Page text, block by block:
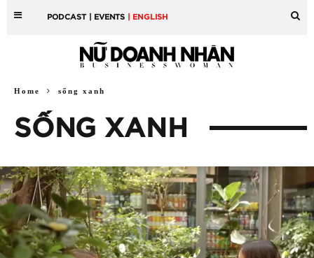
PODCAST | EVENTS | ENGLISH
Home sống xanh
SỐNG XANH